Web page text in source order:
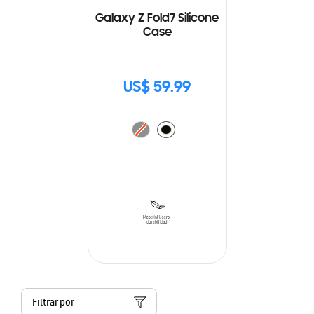
Galaxy Z Fold7 Silicone
Case
US$ 59.99
Filtrar por